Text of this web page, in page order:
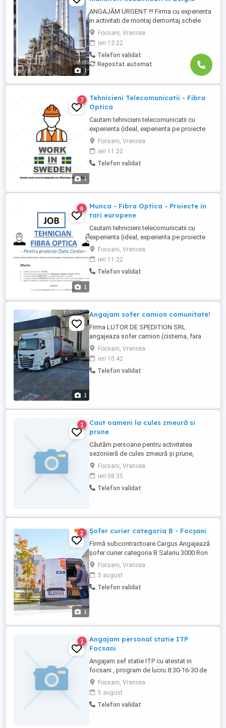
1
ANGAJĂM URGENT !!! Firma cu experienta
in activitati de montaj demontaj schele
industriale si izolatii industriale in rafinarii,
combinate petrochimice, otelarii, ofera
locuri de munca in Belgia pentru: - schelari
muncitori necalificati pentru activitatea de
montaj demontaj schele industriale; -
Focsani, Vrancea
ieri 13:22
Telefon validat
Repostat automat
1
7
Tehnicieni Telecomunicatii - Fibra
Optica
Cautam tehnicieni telecomunicatii cu
experienta (ideal, experienta pe proiecte
DATA CENTRE). Daca nu aveti experienta
pe proiecte data centre, ne intereseaza
orice experienta pe care ati avut-o cu
companii precum DIGI, Telekom,
Focsani, Vrancea
ieri 11:22
Telefon validat
1
6
Munca - Fibra Optica - Proiecte in
tari europene
Cautam tehnicieni telecomunicatii cu
experienta (ideal, experienta pe proiecte
DATA CENTRE). Daca nu aveti experienta
pe proiecte data centre, ne intereseaza
orice experienta pe care ati avut-o cu
companii precum DIGI, Telekom,
Focsani, Vrancea
ieri 11:22
Telefon validat
1
Angajam sofer camion comunitate!
Firma LUTOR DE SPEDITION SRL
angajeaza sofer camion (cisterna, fara
ADR). Oferim: - salar pe tara plus diurna
(3000-3100 EUR net) - bonus la km -
camion Euro 6 Se face training timp de o
saptamana cu instructorul firmei
Focsani, Vrancea
ieri 10:42
Telefon validat
1
Caut oameni la cules zmeură si
prune
Căutăm persoane pentru activitatea
sezonieră de cules zmeură și prune,
activitate desfășurată în zona Focsani-
Vanatori-Suraia . Nu ofer cazare!
Responsabilitățile principale includ
recoltarea fructelor conform indicațiilor
Focsani, Vrancea
ieri 08:35
Telefon validat
1
2 Șofer curier categoria B - Focșani
Firmă subcontractoare Cargus Angajează
șofer curier categoria B Salariu 3000 Ron
net plus bacșișul care e considerabil
Dubă nouă, curată, în stare bună Cerințe:
Permis de conducere categoria B de
minim 1 an de zile Cazier Judiciar curat
Focsani, Vrancea
5 august
Telefon validat
1
Angajam personal statie ITP
Focsani
Angajam sef statie ITP cu atestat in
focsani , program de lucru 8:30-16-30 de
luni - vineri si ocazional sambata
Focsani, Vrancea
5 august
Telefon validat